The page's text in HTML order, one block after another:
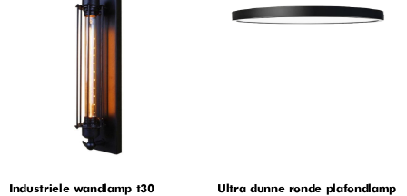
Industriele wandlamp t30 Ultra dunne ronde plafondlamp